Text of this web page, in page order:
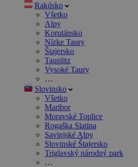
Rakúsko
Všetko
Alpy
Korutánsko
Nízke Taury
Štajersko
Tauplitz
Vysoké Taury
…
Slovinsko
Všetko
Maribor
Moravské Toplice
Rogaška Slatina
Savinjské Alpy
Slovinské Štajersko
Triglavský národný park
…